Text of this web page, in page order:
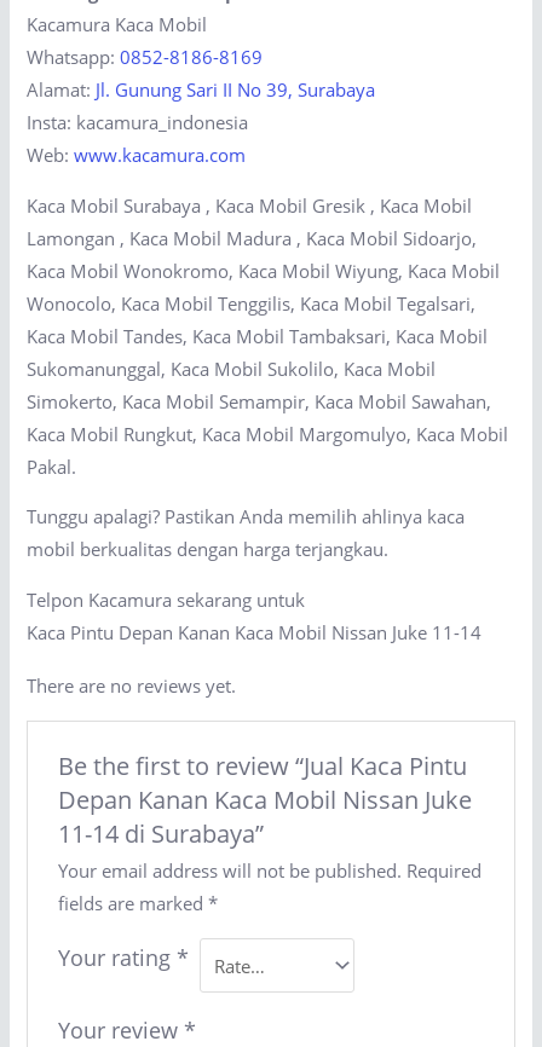
Kacamura Kaca Mobil
Whatsapp:0852-8186-8169
Alamat: Jl. Gunung Sari II No 39, Surabaya
Insta: kacamura_indonesia
Web:www.kacamura.com
Kaca Mobil Surabaya , Kaca Mobil Gresik , Kaca Mobil
Lamongan , Kaca Mobil Madura , Kaca Mobil Sidoarjo,
Kaca Mobil Wonokromo, Kaca Mobil Wiyung, Kaca Mobil
Wonocolo, Kaca Mobil Tenggilis, Kaca Mobil Tegalsari,
Kaca Mobil Tandes, Kaca Mobil Tambaksari, Kaca Mobil
Sukomanunggal, Kaca Mobil Sukolilo, Kaca Mobil
Simokerto, Kaca Mobil Semampir, Kaca Mobil Sawahan,
Kaca Mobil Rungkut, Kaca Mobil Margomulyo, Kaca Mobil
Pakal.
Tunggu apalagi? Pastikan Anda memilih ahlinya kaca
mobil berkualitas dengan harga terjangkau.
Telpon Kacamura sekarang untuk
Kaca Pintu Depan Kanan Kaca Mobil Nissan Juke 11-14
There are no reviews yet.
Be the first to review “Jual Kaca Pintu
Depan Kanan Kaca Mobil Nissan Juke
11-14 di Surabaya”
Your email address will not be published. Required
fields are marked *
Your rating *
Your review *